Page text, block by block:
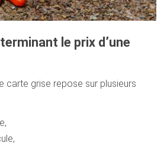
le prix d’une
carte grise repose sur plusieurs